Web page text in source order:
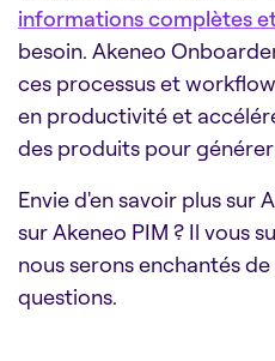
informations complètes
besoin. Akeneo
ces processus et
en productivité et
des produits pour
Envie d'en savoir plus sur
sur Akeneo PIM ? Il vous
nous serons enchantés
questions.